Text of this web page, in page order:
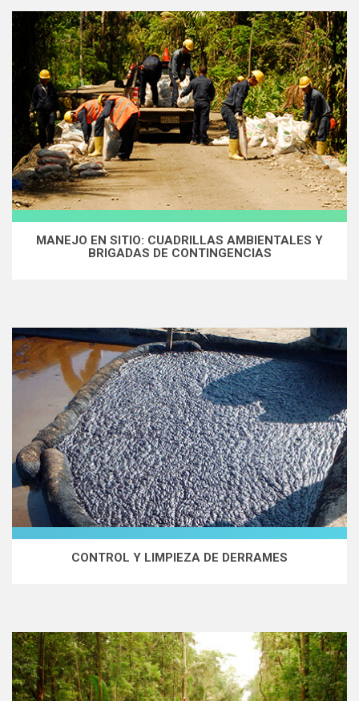
MANEJO EN SITIO: CUADRILLAS AMBIENTALES Y
BRIGADAS DE CONTINGENCIAS
CONTROL Y LIMPIEZA DE DERRAMES